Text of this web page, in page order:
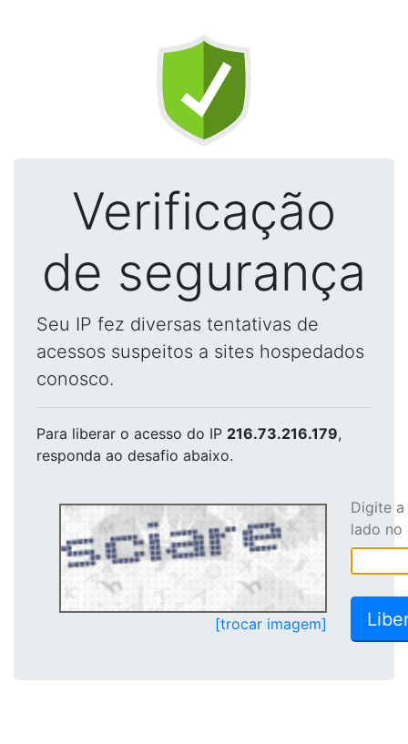
Verificação
de segurança
Seu IP fez diversas tentativas de
acessos suspeitos a sites hospedados
conosco.
Para liberar o acesso do IP 216.73.216.179,
responda ao desafio abaixo.
[trocar imagem]
Digite
lado no